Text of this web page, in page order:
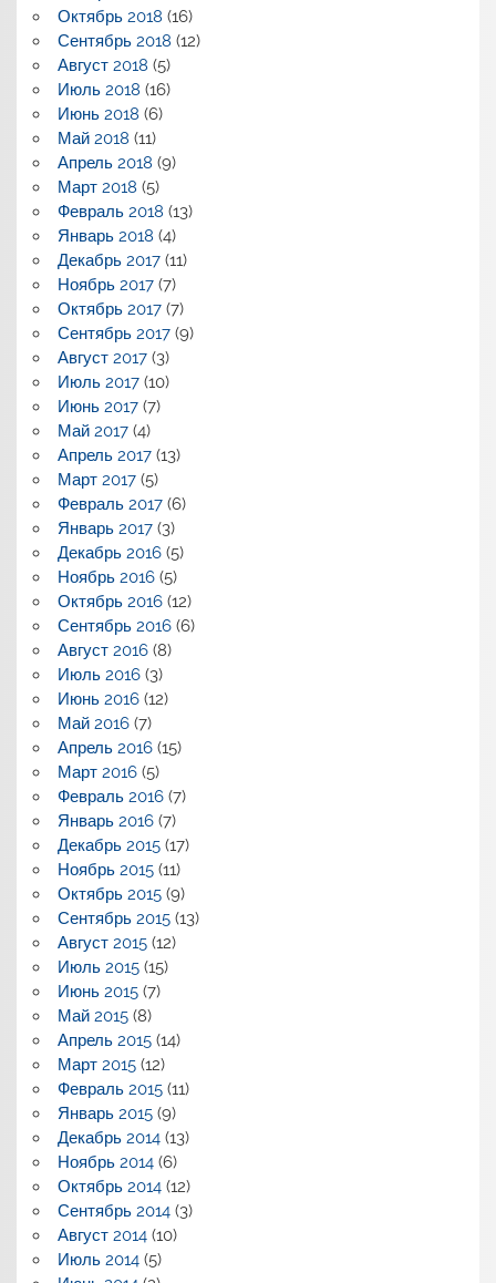
Октябрь 2018 (16)
Сентябрь 2018 (12)
Август 2018 (5)
Июль 2018 (16)
Июнь 2018 (6)
Май 2018 (11)
Апрель 2018 (9)
Март 2018 (5)
Февраль 2018 (13)
Январь 2018 (4)
Декабрь 2017(11)
Ноябрь 2017(7)
Октябрь 2017(7)
Сентябрь 2017(9)
Август 2017(3)
Июль 2017(10)
Июнь 2017(7)
Май 2017(4)
Апрель 2017(13)
Март 2017(5)
Февраль 2017(6)
Январь 2017(3)
Декабрь 2016(5)
Ноябрь 2016(5)
Октябрь 2016(12)
Сентябрь 2016(6)
Август 2016(8)
Июль 2016(3)
Июнь 2016(12)
Май 2016(7)
Апрель 2016(15)
Март 2016(5)
Февраль 2016(7)
Январь 2016(7)
Декабрь 2015(17)
Ноябрь 2015(11)
Октябрь 2015(9)
Сентябрь 2015(13)
Август 2015(12)
Июль 2015(15)
Июнь 2015(7)
Май 2015(8)
Апрель 2015(14)
Март 2015(12)
Февраль 2015(11)
Январь 2015(9)
Декабрь 2014(13)
Ноябрь 2014(6)
Октябрь 2014(12)
Сентябрь 2014(3)
Август 2014(10)
Июль 2014(5)